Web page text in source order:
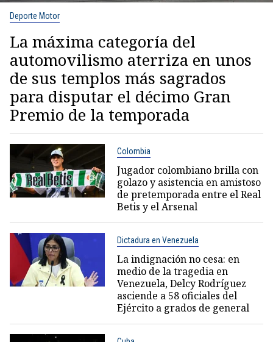
Deporte Motor
La máxima categoría del
automovilismo aterriza en unos
de sus templos más sagrados
para disputar el décimo Gran
Premio de la temporada
Colombia
Jugador colombiano brilla con
golazo y asistencia en amistoso
de pretemporada entre el Real
Betis y el Arsenal
Dictadura en Venezuela
La indignación no cesa: en
medio de la tragedia en
Venezuela, Delcy Rodríguez
asciende a 58 oficiales del
Ejército a grados de general